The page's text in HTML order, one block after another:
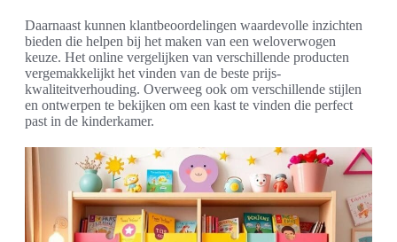
Daarnaast kunnen klantbeoordelingen waardevolle inzichten
bieden die helpen bij het maken van een weloverwogen
keuze. Het online vergelijken van verschillende producten
vergemakkelijkt het vinden van de beste prijs-
kwaliteitverhouding. Overweeg ook om verschillende stijlen
en ontwerpen te bekijken om een kast te vinden die perfect
past in de kinderkamer.